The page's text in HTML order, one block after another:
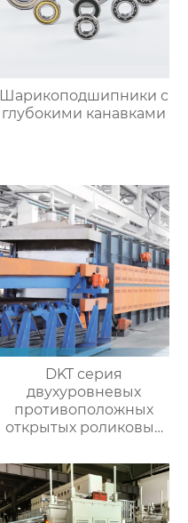
Шарикоподшипники с
глубокими канавками
DKT серия
двухуровневых
противоположных
открытых роликовых
отжигательных печей